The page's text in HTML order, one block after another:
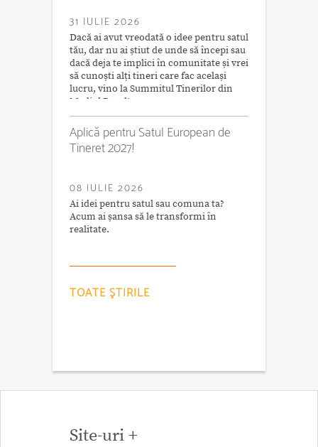
31 IULIE 2026
Dacă ai avut vreodată o idee pentru satul
tău, dar nu ai știut de unde să începi sau
dacă deja te implici în comunitate și vrei
să cunoști alți tineri care fac același
lucru, vino la Summitul Tinerilor din
Mediul Rural!
Aplică pentru Satul European de
Tineret 2027!
08 IULIE 2026
Ai idei pentru satul sau comuna ta?
Acum ai șansa să le transformi în
realitate.
TOATE ŞTIRILE
Site-uri +